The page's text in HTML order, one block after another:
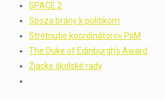
SPACE 2
Spoza brány k politikom
Stretnutie koordinátorov PsM
The Duke of Edinburgh's Award
Žiacke školské rady